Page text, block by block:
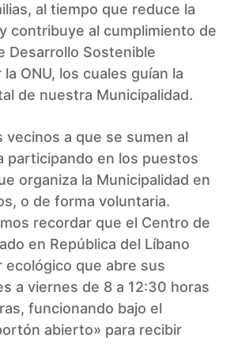
al tiempo que reduce la
contribuye al cumplimiento de
Desarrollo Sostenible
ONU, los cuales guían la
de nuestra Municipalidad.
vecinos a que se sumen al
participando en los puestos
organiza la Municipalidad en
o de forma voluntaria.
recordar que el Centro de
en República del Líbano
ecológico que abre sus
a viernes de 8 a 12:30 horas
funcionando bajo el
abierto» para recibir